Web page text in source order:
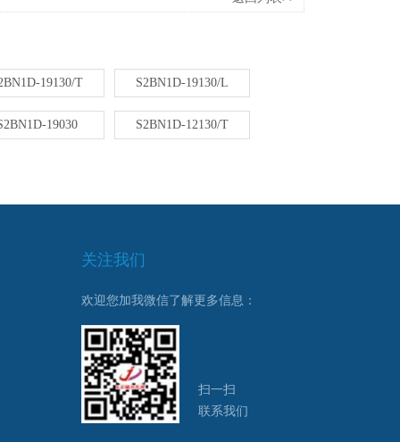
19130/T S2BN1D-19130/L
19030 S2BN1D-12130/T
关注我们
欢迎您加我微信了解更多信息：
扫一扫
联系我们